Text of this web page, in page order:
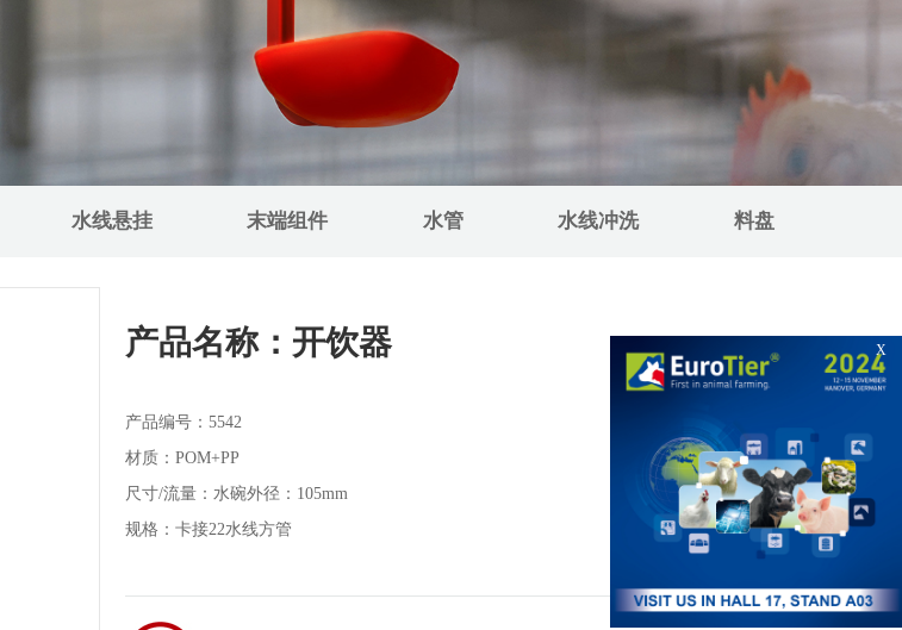
水线悬挂 末端组件 水管 水线冲洗 料盘
产品名称：开饮器
产品编号：5542
材质：POM+PP
尺寸/流量：水碗外径：105mm
规格：卡接22水线方管
X